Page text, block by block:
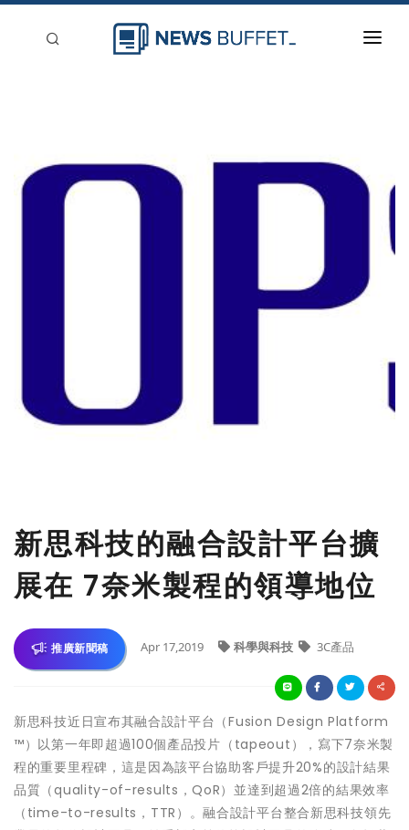
刊登
新思科技的融合設計平台擴
展在 7奈米製程的領導地位
推廣新聞稿 Apr 17,2019 科學與科技 3C產品
新思科技近日宣布其融合設計平台（Fusion Design Platform
™）以第一年即超過100個產品投片（tapeout），寫下7奈米製
程的重要里程碑，這是因為該平台協助客戶提升20%的設計結果
品質（quality-of-results，QoR）並達到超過2倍的結果效率
（time-to-results，TTR）。融合設計平台整合新思科技領先